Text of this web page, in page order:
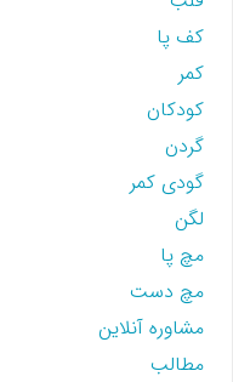
کف پا
کمر
کودکان
گردن
گودی کمر
لگن
مچ پا
مچ دست
مشاوره آنلاین
مطالب